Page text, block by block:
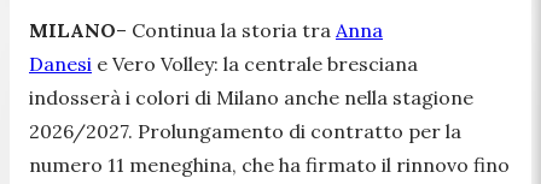
MILANO– Continua la storia tra Anna
Danesi e Vero Volley: la centrale bresciana
indosserà i colori di Milano anche nella stagione
2026/2027. Prolungamento di contratto per la
numero 11 meneghina, che ha firmato il rinnovo fino